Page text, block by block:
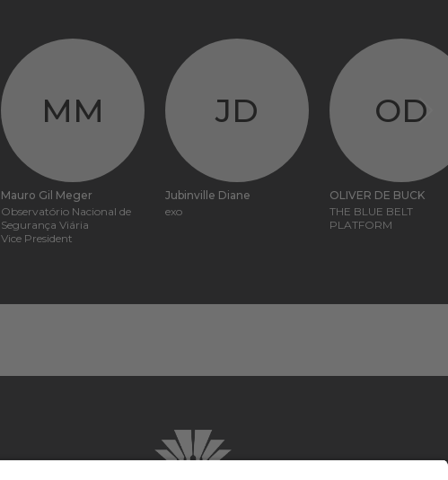
MM
Mauro Gil Meger
Observatório Nacional de
Segurança Viária
Vice President
JD
Jubinville Diane
exo
OD
OLIVER DE BUCK
THE BLUE BELT
PLATFORM